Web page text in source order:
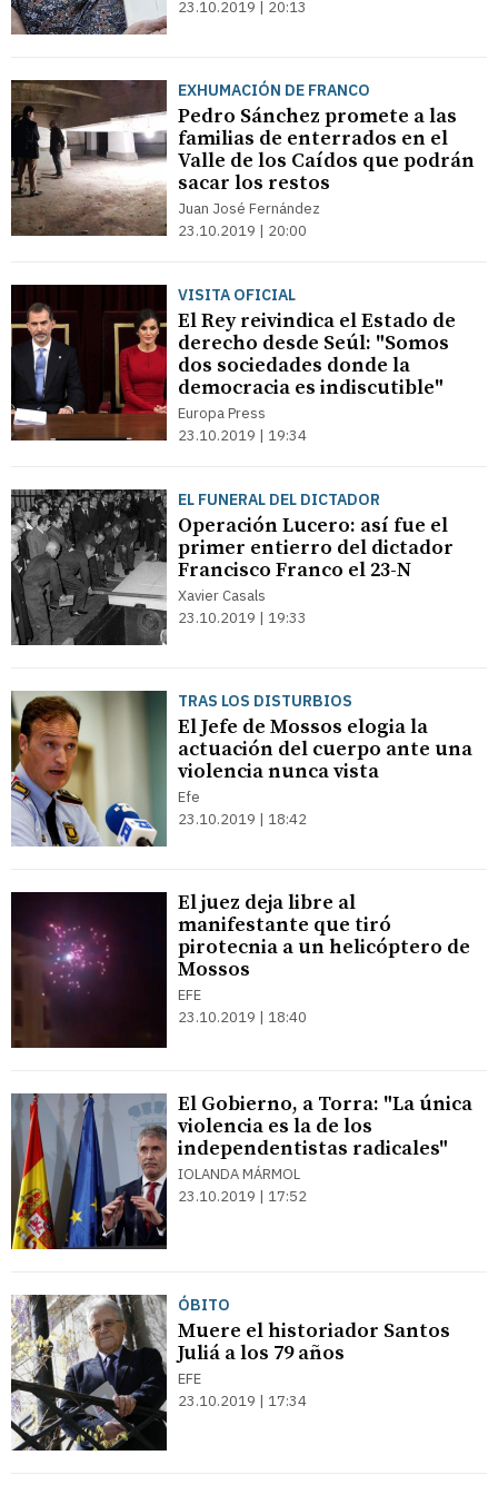
23.10.2019 | 20:13
EXHUMACIÓN DE FRANCO
Pedro Sánchez promete a las
familias de enterrados en el
Valle de los Caídos que podrán
sacar los restos
Juan José Fernández
23.10.2019 | 20:00
VISITA OFICIAL
El Rey reivindica el Estado de
derecho desde Seúl: "Somos
dos sociedades donde la
democracia es indiscutible"
Europa Press
23.10.2019 | 19:34
EL FUNERAL DEL DICTADOR
Operación Lucero: así fue el
primer entierro del dictador
Francisco Franco el 23-N
Xavier Casals
23.10.2019 | 19:33
TRAS LOS DISTURBIOS
El Jefe de Mossos elogia la
actuación del cuerpo ante una
violencia nunca vista
Efe
23.10.2019 | 18:42
El juez deja libre al
manifestante que tiró
pirotecnia a un helicóptero de
Mossos
EFE
23.10.2019 | 18:40
El Gobierno, a Torra: "La única
violencia es la de los
independentistas radicales"
IOLANDA MÁRMOL
23.10.2019 | 17:52
ÓBITO
Muere el historiador Santos
Juliá a los 79 años
EFE
23.10.2019 | 17:34